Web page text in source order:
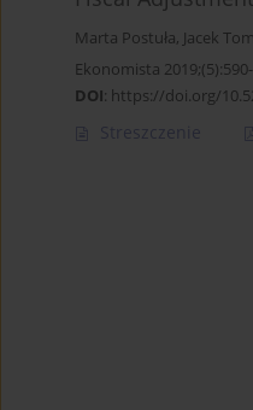
Marta Postuła, Jacek
Ekonomista
DOI: https://doi.org/
Streszczenie